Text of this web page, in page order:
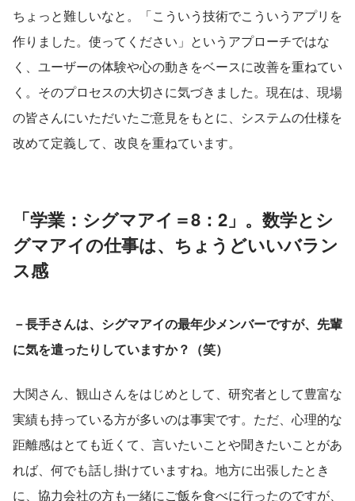
ちょっと難しいなと。「こういう技術でこういうアプリを
作りました。使ってください」というアプローチではな
く、ユーザーの体験や心の動きをベースに改善を重ねてい
く。そのプロセスの大切さに気づきました。現在は、現場
の皆さんにいただいたご意見をもとに、システムの仕様を
改めて定義して、改良を重ねています。
「学業：シグマアイ＝8：2」。数学とシ
グマアイの仕事は、ちょうどいいバラン
ス感
－長手さんは、シグマアイの最年少メンバーですが、先輩
に気を遣ったりしていますか？（笑）
大関さん、観山さんをはじめとして、研究者として豊富な
実績も持っている方が多いのは事実です。ただ、心理的な
距離感はとても近くて、言いたいことや聞きたいことがあ
れば、何でも話し掛けていますね。地方に出張したとき
に、協力会社の方も一緒にご飯を食べに行ったのですが、